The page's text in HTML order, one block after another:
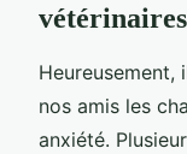
vétérinaires
nos amis les
anxiété.